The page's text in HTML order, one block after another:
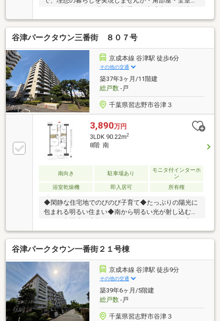
駅 徒歩10分・スーパー、コンビニ、ドラックスト
ア、病院、徒歩10分圏内・ららぽーとTokyoBay、
IKEA 車で10分・イオンモール幕張新都心 車で20
分・トランクルーム 月額1200～3000円(空無)・駐輪
場 子供自転車 月額50円、大人自転車 月額100
円・バイク置場 屋根なし 125ｃｃ以下 月額200
円、126ｃｃ以上 月額300円
谷津パークタウン三番街 ８０７号
京成本線 谷津駅 徒歩6分
その他の交通
築37年3ヶ月/11階建
総戸数-戸
千葉県習志野市谷津３
3,890万円
3LDK 90.22m2
8階 南
南向き 駐車場あり
モニタ付インターホ
ン
浴室乾燥機
即入居可 所有権
◆閑静な住宅地でのびのび子育て◆たっぷりの陽光に
包まれる明るい住まい◆南から明るい光が射し込む陽
リビング◆ご家族の思い出も大切にしまっておけるた
っぷり収納◆季節物の衣類もスッキリ収納できるウォ
ークインクロゼット◆料理をしながらでもご家族との
会話を楽しめる対面キッチン◆後片付けもラクラクな
食器洗乾燥機付◆雨の日のお洗濯にも大活躍な浴室乾
燥機付◆ＴＶモニタ付インタホンでセキュリティ面に
も配慮◆小さなお子様も無理なく通える小学校は徒歩
4分の近さ◆【即入居可】今すぐ新生活をスタートで
きます！
谷津パークタウン一番街２１号棟
京成本線 谷津駅 徒歩9分
その他の交通
築39年6ヶ月/5階建
総戸数-戸
千葉県習志野市谷津３